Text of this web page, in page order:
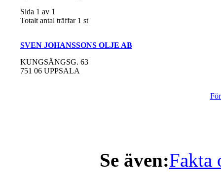
Sida 1 av 1
Totalt antal träffar 1 st
SVEN JOHANSSONS OLJE AB
KUNGSÄNGSG. 63
751 06 UPPSALA
Se även:Fakta